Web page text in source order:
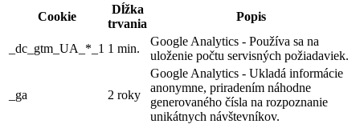
Cookie
Dĺžka
trvania
Popis
_dc_gtm_UA_*_1 1 min.
Google Analytics - Používa sa na
uloženie počtu servisných požiadaviek.
_ga 2 roky
Google Analytics - Ukladá informácie
anonymne, priradením náhodne
generovaného čísla na rozpoznanie
unikátnych návštevníkov.